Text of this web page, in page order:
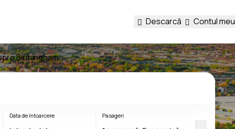
Descarcă Contul meu
Birmingham
Data de întoarcere Pasageri